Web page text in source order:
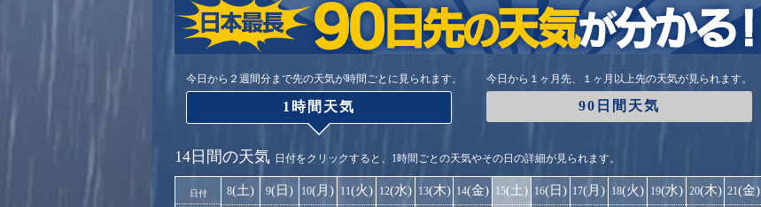
今日から２週間分まで先の天気が時間ごとに見られます。
1時間天気
今日から１ヶ月先、１ヶ月以上先の天気が見られます。
90日間天気
14日間の天気 日付をクリックすると、1時間ごとの天気やその日の詳細が見られます。
日付 8(土) 9(日) 10(月) 11(火) 12(水) 13(木) 14(金) 15(土) 16(日) 17(月) 18(火) 19(水) 20(木) 21(金)